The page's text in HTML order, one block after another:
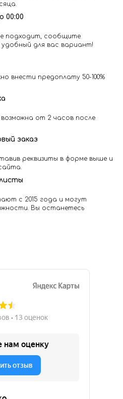
00:00
подходит, сообщите
для вас вариант!
внести предоплату 50-100%
от 2 часов после
заказ
реквизиты в форме выше и
с 2015 года и могут
Вы останетесь